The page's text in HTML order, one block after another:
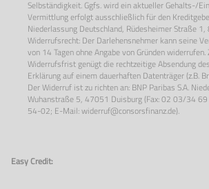
Selbständigkeit. Ggfs. wird ein aktueller Gehalts-/
Vermittlung erfolgt ausschließlich für den
Niederlassung Deutschland, Rüdesheimer Straße
Widerrufsrecht: Der Darlehensnehmer kann seine
von 14 Tagen ohne Angabe von Gründen widerrufen.
Widerrufsfrist genügt die rechtzeitige Absendung
Erklärung auf einem dauerhaften Datenträger (z.B.
Der Widerruf ist zu richten an: BNP Paribas S.A.
Wuhanstraße 5, 47051 Duisburg (Fax: 02 03/34
54-02; E-Mail:widerruf@consorsfinanz.de).
Easy Credit: